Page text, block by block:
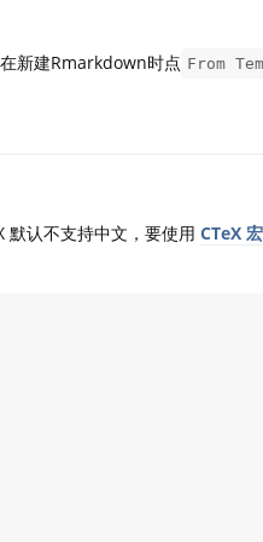
新建Rmarkdown时点 From
默认不支持中文，要使用 CTeX